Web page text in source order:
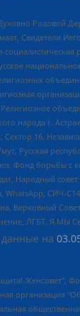
Родовой
Свидетели
народа г.
16,
Русская
Фонд борьбы с
Народный
СИЧ-
Верховный
ЛГБТ, Я.МЫ
данные на
организация Фонд "Правовая инициатива", Общество с ограниченной ответственностью "Радио Свободная Европа/Радио Свобода", Чешское информационное агентство "MEDIUM-ORIENT", Красноярская региональная общественная организация "Мы против СПИДа", Камалягин Денис Николаевич, Маркелов Сергей Евгеньевич, Пономарев Лев Александрович, Савицкая Людмила Алексеевна, Автономная некоммерческая организация "Центр по работе с проблемой насилия "НАСИЛИЮ.НЕТ", Межрегиональный профессиональный союз работников здравоохранения "Альянс врачей", Юридическое лицо, зарегистрированное в Латвийской Республике, SIA "Medusa Project" (регистрационный номер 40103797863, дата регистрации 10.06.2014), Некоммерческая